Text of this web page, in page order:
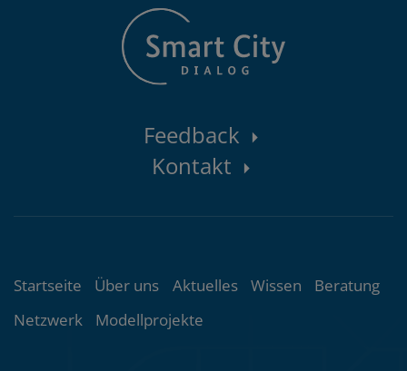
Kontaktbereich
Feedback
Kontakt
Themenübersicht
Startseite Über uns Aktuelles Wissen
Beratung
Netzwerk
Modellprojekte